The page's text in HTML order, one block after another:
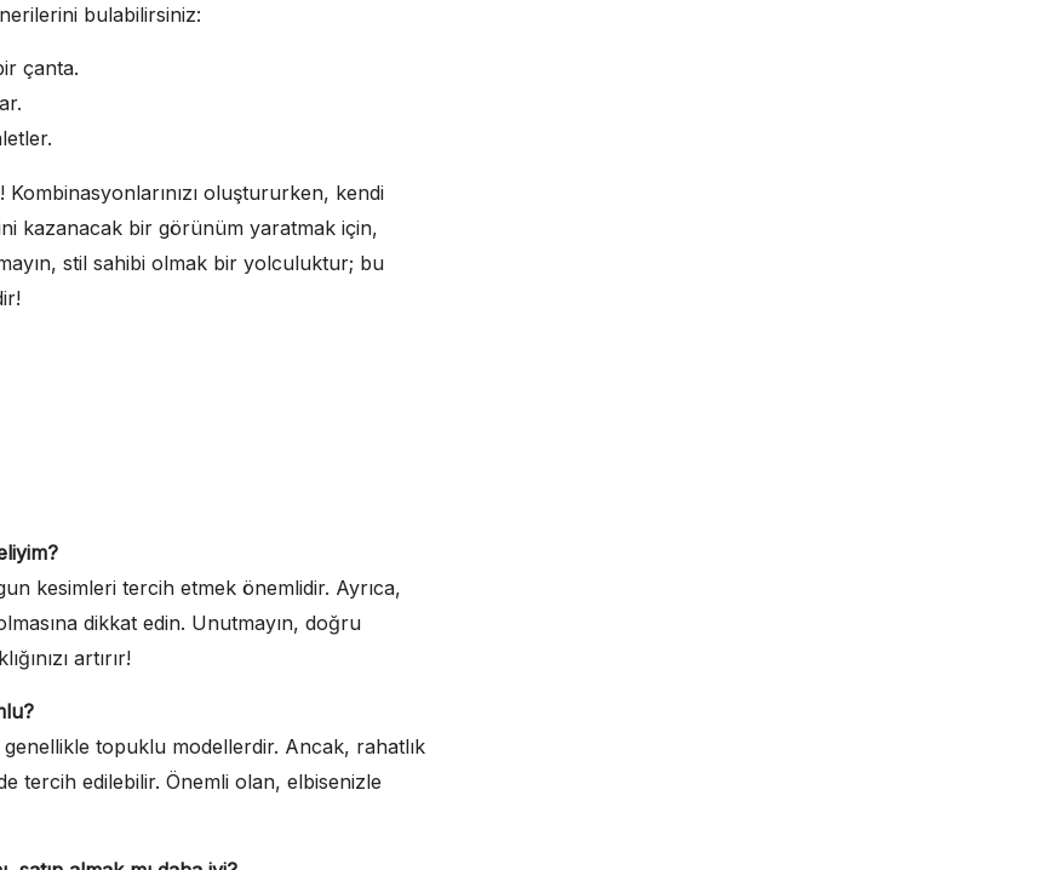
bulabilirsiniz:
çanta.
oluştururken, kendi
kazanacak bir görünüm yaratmak için,
stil sahibi olmak bir yolculuktur; bu
kesimleri tercih etmek önemlidir. Ayrıca,
dikkat edin. Unutmayın, doğru
artırır!
topuklu modellerdir. Ancak, rahatlık
tercih edilebilir. Önemli olan, elbisenizle